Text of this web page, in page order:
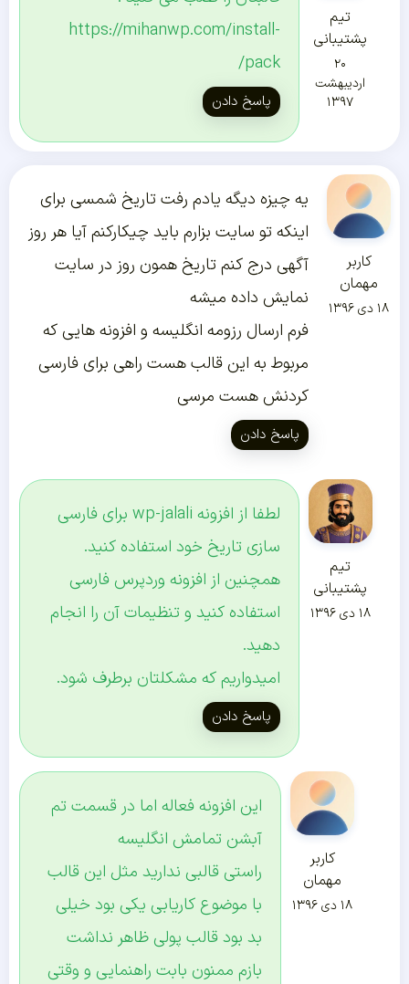
تیم
پشتیبانی
۲۰
اردیبهشت
۱۳۹۷
https://mihanwp.com/install-
pack/
پاسخ دادن
کاربر
مهمان
۱۸ دی ۱۳۹۶
یه چیزه دیگه یادم رفت تاریخ شمسی برای
اینکه تو سایت بزارم باید چیکارکنم آیا هر روز
آگهی درج کنم تاریخ همون روز در سایت
نمایش داده میشه
فرم ارسال رزومه انگلیسه و افزونه هایی که
مربوط به این قالب هست راهی برای فارسی
کردنش هست مرسی
پاسخ دادن
تیم
پشتیبانی
۱۸ دی ۱۳۹۶
لطفا از افزونه wp-jalali برای فارسی
سازی تاریخ خود استفاده کنید.
همچنین از افزونه وردپرس فارسی
استفاده کنید و تنظیمات آن را انجام
دهید.
امیدواریم که مشکلتان برطرف شود.
پاسخ دادن
کاربر
مهمان
۱۸ دی ۱۳۹۶
این افزونه فعاله اما در قسمت تم
آبشن تمامش انگلیسه
راستی قالبی ندارید مثل این قالب
با موضوع کاریابی یکی بود خیلی
بد بود قالب پولی ظاهر نداشت
بازم ممنون بابت راهنمایی و وقتی